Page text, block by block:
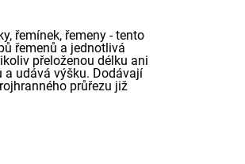
řemínek, řemeny - tento
řemenů a jednotlivá
přeloženou délku ani
a udává výšku. Dodávají
průřezu již